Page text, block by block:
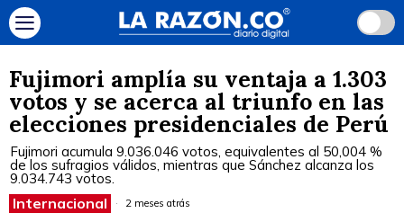
Fujimori amplía su ventaja a 1.303
votos y se acerca al triunfo en las
elecciones presidenciales de Perú
Fujimori acumula 9.036.046 votos, equivalentes al 50,004 %
de los sufragios válidos, mientras que Sánchez alcanza los
9.034.743 votos.
Internacional 2 meses atrás